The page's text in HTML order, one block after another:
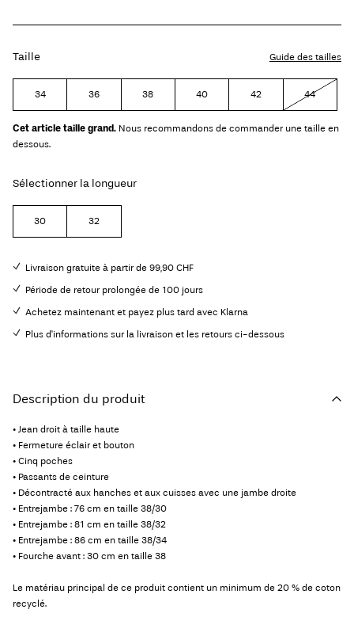
Taille Guide des tailles
34 36 38 40 42 44
Cet article taille grand. Nous recommandons de commander une taille en
dessous.
Sélectionner la longueur
30 32
Livraison gratuite à partir de 99,90 CHF
Période de retour prolongée de 100 jours
Achetez maintenant et payez plus tard avec Klarna
Plus d'informations sur la livraison et les retours ci-dessous
Description du produit
• Jean droit à taille haute
• Fermeture éclair et bouton
• Cinq poches
• Passants de ceinture
• Décontracté aux hanches et aux cuisses avec une jambe droite
• Entrejambe : 76 cm en taille 38/30
• Entrejambe : 81 cm en taille 38/32
• Entrejambe : 86 cm en taille 38/34
• Fourche avant : 30 cm en taille 38
Le matériau principal de ce produit contient un minimum de 20 % de coton
recyclé.